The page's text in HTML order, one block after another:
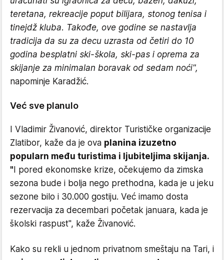
teretana, rekreacije poput bilijara, stonog tenisa i
tinejdž kluba. Takođe, ove godine se nastavlja
tradicija da su za decu uzrasta od četiri do 10
godina besplatni ski-škola, ski-pas i oprema za
skijanje za minimalan boravak od sedam noći",
napominje Karadžić.
Već sve planulo
I Vladimir Živanović, direktor Turističke organizacije
Zlatibor, kaže da je ova planina izuzetno
popularn među turistima i ljubiteljima skijanja.
" I pored ekonomske krize, očekujemo da zimska
sezona bude i bolja nego prethodna, kada je u jeku
sezone bilo i 30.000 gostiju. Već imamo dosta
rezervacija za decembari početak januara, kada je
školski raspust", kaže Živanović.
Kako su rekli u jednom privatnom smeštaju na Tari, i